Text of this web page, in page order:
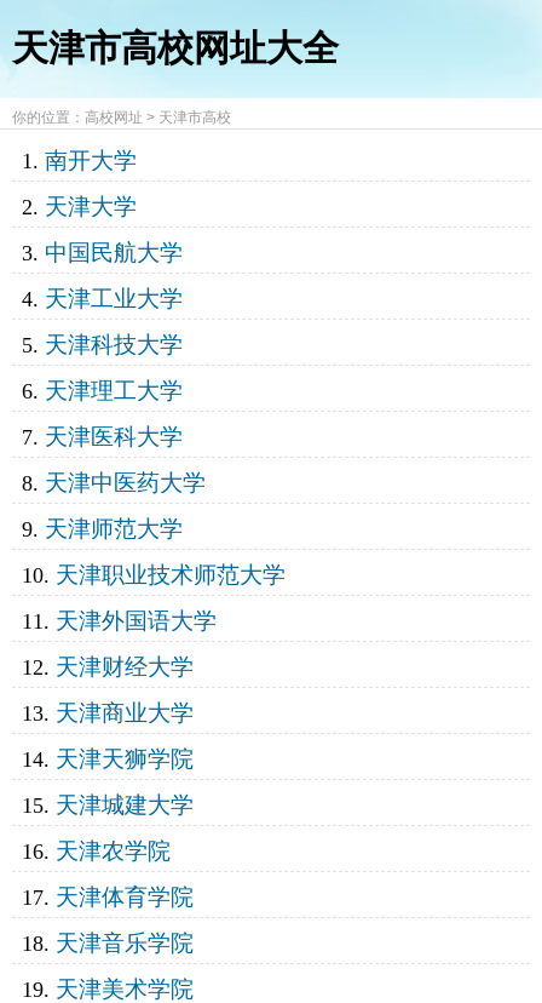
天津市高校网址大全
你的位置： 高校网址 > 天津市高校
南开大学
天津大学
中国民航大学
天津工业大学
天津科技大学
天津理工大学
天津医科大学
天津中医药大学
天津师范大学
天津职业技术师范大学
天津外国语大学
天津财经大学
天津商业大学
天津天狮学院
天津城建大学
天津农学院
天津体育学院
天津音乐学院
天津美术学院